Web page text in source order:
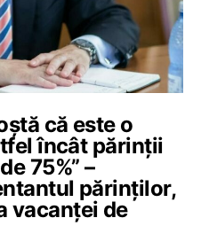
că este o
încât părinții
75%” –
părinților,
vacanței de